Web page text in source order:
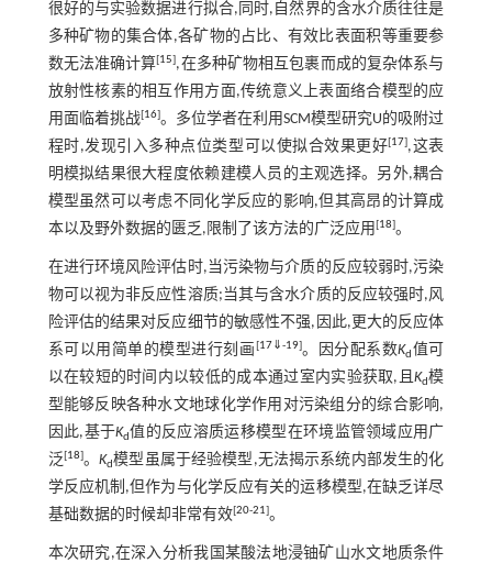
很好的与实验数据进行拟合,同时,自然界的含水介质往往是
多种矿物的集合体,各矿物的占比、有效比表面积等重要参
数无法准确计算[15],在多种矿物相互包裹而成的复杂体系与
放射性核素的相互作用方面,传统意义上表面络合模型的应
用面临着挑战[16]。多位学者在利用SCM模型研究U的吸附过
程时,发现引入多种点位类型可以使拟合效果更好[17],这表
明模拟结果很大程度依赖建模人员的主观选择。另外,耦合
模型虽然可以考虑不同化学反应的影响,但其高昂的计算成
本以及野外数据的匮乏,限制了该方法的广泛应用 [18]。
在进行环境风险评估时,当污染物与介质的反应较弱时,污染
物可以视为非反应性溶质;当其与含水介质的反应较强时,风
险评估的结果对反应细节的敏感性不强,因此,更大的反应体
系可以用简单的模型进行刻画 [17⇓-19]。因分配系数Kd值可
以在较短的时间内以较低的成本通过室内实验获取,且Kd模
型能够反映各种水文地球化学作用对污染组分的综合影响,
因此,基于Kd值的反应溶质运移模型在环境监管领域应用广
泛[18]。Kd模型虽属于经验模型,无法揭示系统内部发生的化
学反应机制,但作为与化学反应有关的运移模型,在缺乏详尽
基础数据的时候却非常有效[20-21]。
本次研究,在深入分析我国某酸法地浸铀矿山水文地质条件